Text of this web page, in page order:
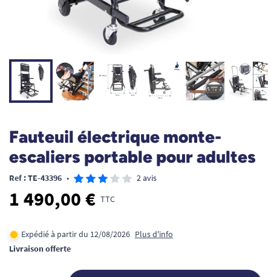
Fauteuil électrique monte-
escaliers portable pour adultes
Ref : TE-43396 • 2 avis
1 490,00 € TTC
Expédié à partir du 12/08/2026 Plus d'info
Livraison offerte